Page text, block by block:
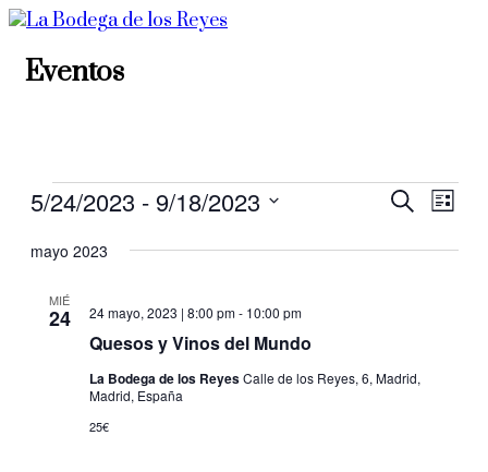
Eventos
Eventos
de
Buscar
Lista
5/24/2023 - 9/18/2023
la
mayo 2023
MIÉ
24
Quesos y Vinos del Mundo
24 mayo, 2023 | 8:00 pm- 10:00 pm
La Bodega de los ReyesCalle de los Reyes, 6, Madrid,
Madrid, España
25€